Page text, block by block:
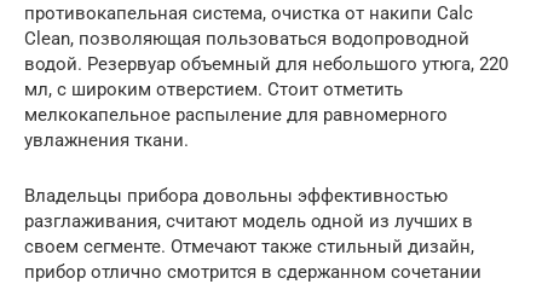
противокапельная система, очистка от накипи Calc
Clean, позволяющая пользоваться водопроводной
водой. Резервуар объемный для небольшого утюга, 220
мл, с широким отверстием. Стоит отметить
мелкокапельное распыление для равномерного
увлажнения ткани.
Владельцы прибора довольны эффективностью
разглаживания, считают модель одной из лучших в
своем сегменте. Отмечают также стильный дизайн,
прибор отлично смотрится в сдержанном сочетании